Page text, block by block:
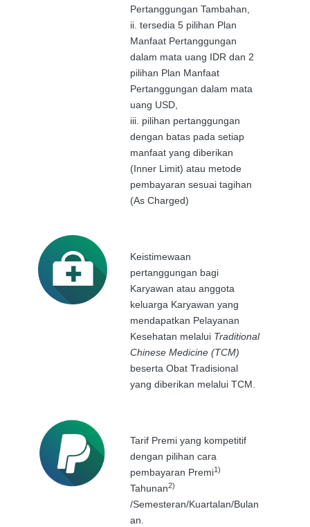
Pertanggungan Tambahan,
ii. tersedia 5 pilihan Plan
Manfaat Pertanggungan
dalam mata uang IDR dan 2
pilihan Plan Manfaat
Pertanggungan dalam mata
uang USD,
iii. pilihan pertanggungan
dengan batas pada setiap
manfaat yang diberikan
(Inner Limit) atau metode
pembayaran sesuai tagihan
(As Charged)
Keistimewaan
pertanggungan bagi
Karyawan atau anggota
keluarga Karyawan yang
mendapatkan Pelayanan
Kesehatan melalui Traditional
Chinese Medicine (TCM)
beserta Obat Tradisional
yang diberikan melalui TCM.
Tarif Premi yang kompetitif
dengan pilihan cara
pembayaran Premi1)
Tahunan2)
/Semesteran/Kuartalan/Bulan
an.